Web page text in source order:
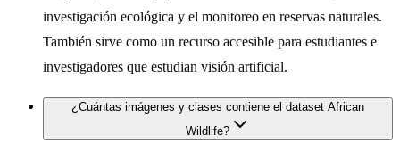
investigación ecológica y el monitoreo en reservas naturales.
También sirve como un recurso accesible para estudiantes e
investigadores que estudian visión artificial.
¿Cuántas imágenes y clases contiene el dataset African
Wildlife?